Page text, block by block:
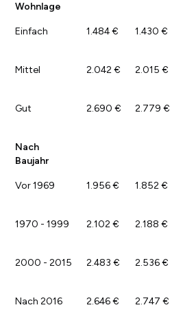
Wohnlage
Einfach 1.484 € 1.430 €
Mittel 2.042 € 2.015 €
Gut 2.690 € 2.779 €
Nach
Baujahr
Vor 1969 1.956 € 1.852 €
1970 - 1999 2.102 € 2.188 €
2000 - 2015 2.483 € 2.536 €
Nach 2016 2.646 € 2.747 €